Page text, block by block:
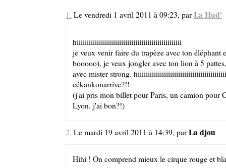
1. Le vendredi 1 avril 2011 à 09:23, parLa Hud'
hiiiiiiiiiiiiiiiiiiiiiiiiiiiiiiiiiiiiiiiiiiiiiiiiiiii
je veux venir faire du trapèze avec ton éléphant
booooo), je veux jongler avec ton lion à 5
avec mister strong.
cékankonarrive?!!
(j'ai pris mon billet pour Paris, un camion pour
Lyon. j'ai bon?!)
2. Le mardi 19 avril 2011 à 14:39, parLa djou
Hihi ! On comprend mieux le cirque rouge et